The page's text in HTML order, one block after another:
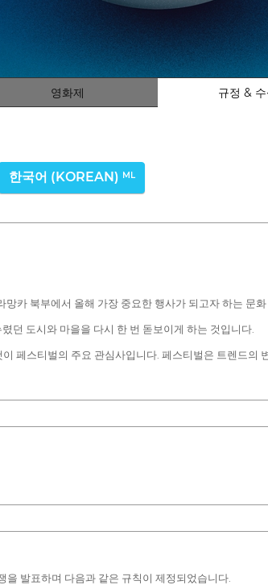
영화제 규정 &
한국어 (KOREAN) ML
카 북부에서 올해 가장 중요한 행사가 되고자 하는 문
던 도시와 마을을 다시 한 번 돋보이게 하는 것입니다.
페스티벌의 주요 관심사입니다. 페스티벌은 트렌드의
발표하며 다음과 같은 규칙이 제정되었습니다.